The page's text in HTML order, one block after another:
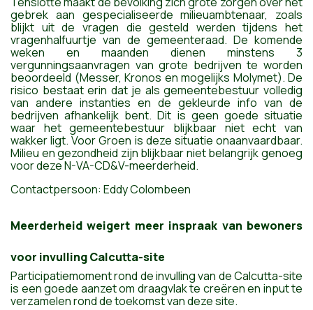
gebrek aan gespecialiseerde milieuambtenaar, zoals
blijkt uit de vragen die gesteld werden tijdens het
vragenhalfuurtje van de gemeenteraad. De komende
weken en maanden dienen minstens 3
vergunningsaanvragen van grote bedrijven te worden
beoordeeld (Messer, Kronos en mogelijks Molymet). De
risico bestaat erin dat je als gemeentebestuur volledig
van andere instanties en de gekleurde info van de
bedrijvenafhankelijk bent. Dit is geen goede situatie
waar het gemeentebestuur blijkbaar niet echt van
wakker ligt.Voor Groen is deze situatie onaanvaardbaar.
Milieu en gezondheid zijn blijkbaar niet belangrijk genoeg
voor deze N-VA-CD&V-meerderheid.
Contactpersoon: Eddy Colombeen
Meerderheid weigert meer inspraak van bewoners
voor invulling Calcutta-site
Participatiemoment rond de invulling van de Calcutta-site
is een goede aanzet om draagvlak te creëren en input te
verzamelen rond de toekomst van deze site.